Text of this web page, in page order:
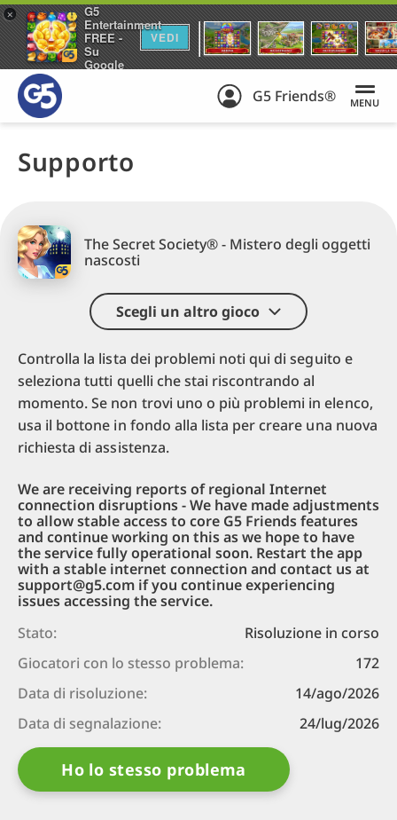
G5
Entertainment
FREE -
Su
Google
VEDI
+
G5 Friends® MENU
Supporto
The Secret Society® - Mistero degli oggetti
nascosti
Scegli un altro gioco
Controlla la lista dei problemi noti qui di seguito e
seleziona tutti quelli che stai riscontrando al
momento. Se non trovi uno o più problemi in elenco,
usa il bottone in fondo alla lista per creare una nuova
richiesta di assistenza.
We are receiving reports of regional Internet
connection disruptions - We have made adjustments
to allow stable access to core G5 Friends features
and continue working on this as we hope to have
the service fully operational soon. Restart the app
with a stable internet connection and contact us at
support@g5.com if you continue experiencing
issues accessing the service.
Stato:
Risoluzione in corso
Giocatori con lo stesso problema:
172
Data di risoluzione:
14/ago/2026
Data di segnalazione:
24/lug/2026
Ho lo stesso problema